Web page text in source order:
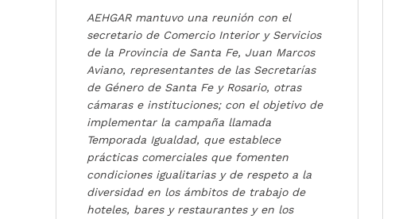
AEHGAR mantuvo una reunión con el
secretario de Comercio Interior y Servicios
de la Provincia de Santa Fe, Juan Marcos
Aviano, representantes de las Secretarías
de Género de Santa Fe y Rosario, otras
cámaras e instituciones; con el objetivo de
implementar la campaña llamada
Temporada Igualdad, que establece
prácticas comerciales que fomenten
condiciones igualitarias y de respeto a la
diversidad en los ámbitos de trabajo de
hoteles, bares y restaurantes y en los